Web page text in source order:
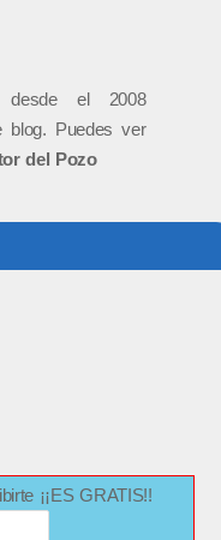
desde el 2008
blog. Puedes ver
del Pozo
¡¡ES GRATIS!!